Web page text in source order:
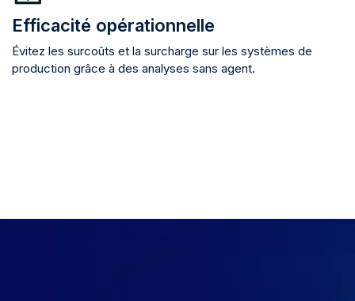
Efficacité opérationnelle
Évitez les surcoûts et la surcharge sur les systèmes de
production grâce à des analyses sans agent.